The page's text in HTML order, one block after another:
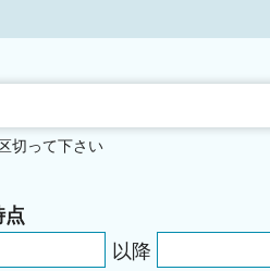
切って下さい
点
以降